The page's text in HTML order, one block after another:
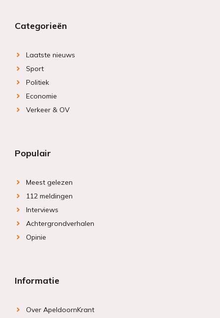
Categorieën
Laatste nieuws
Sport
Politiek
Economie
Verkeer & OV
Populair
Meest gelezen
112 meldingen
Interviews
Achtergrondverhalen
Opinie
Informatie
Over ApeldoornKrant